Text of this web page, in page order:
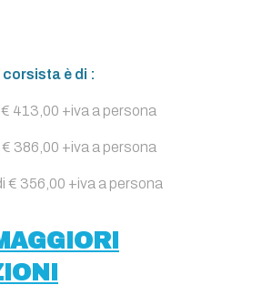
è di :
413,00 +iva a persona
386,00 +iva a persona
€ 356,00 +iva a persona